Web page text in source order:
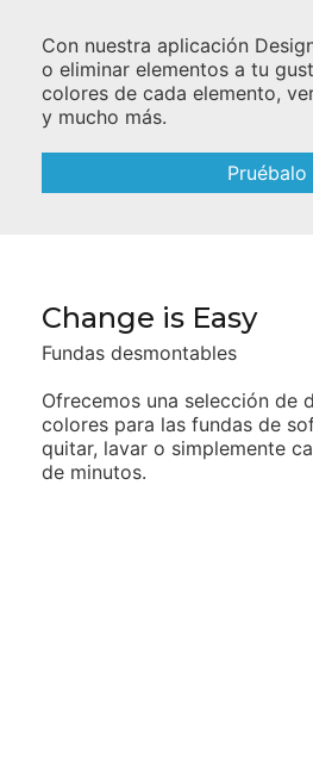
Con nuestra aplicación
o eliminar elementos a tu
colores de cada elemento,
y mucho más.
Pruébalo
Change is Easy
Fundas desmontables
Ofrecemos una selección de
colores para las fundas de
quitar, lavar o simplemente
de minutos.